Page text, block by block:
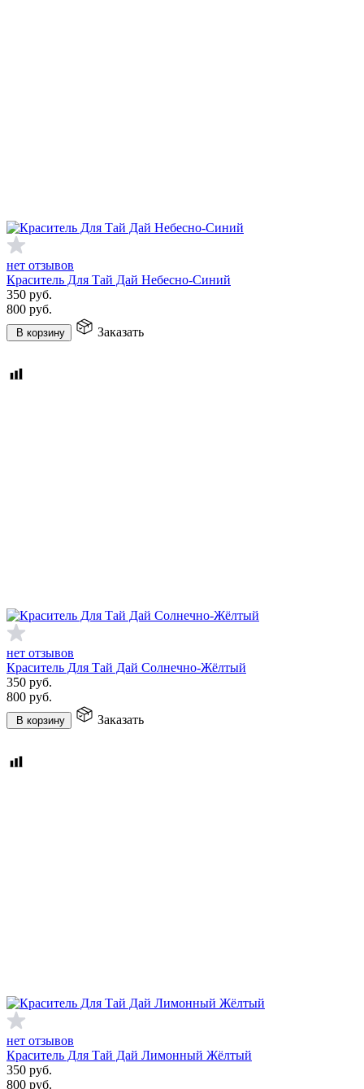
нет отзывов
Краситель Для Тай Дай Небесно-Синий
350 руб.
800 руб.
В корзину Заказать
нет отзывов
Краситель Для Тай Дай Солнечно-Жёлтый
350 руб.
800 руб.
В корзину Заказать
нет отзывов
Краситель Для Тай Дай Лимонный Жёлтый
350 руб.
800 руб.